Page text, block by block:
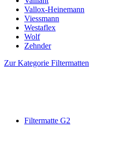
Vallox-Heinemann
Viessmann
Westaflex
Wolf
Zehnder
Zur Kategorie Filtermatten
Filtermatte G2